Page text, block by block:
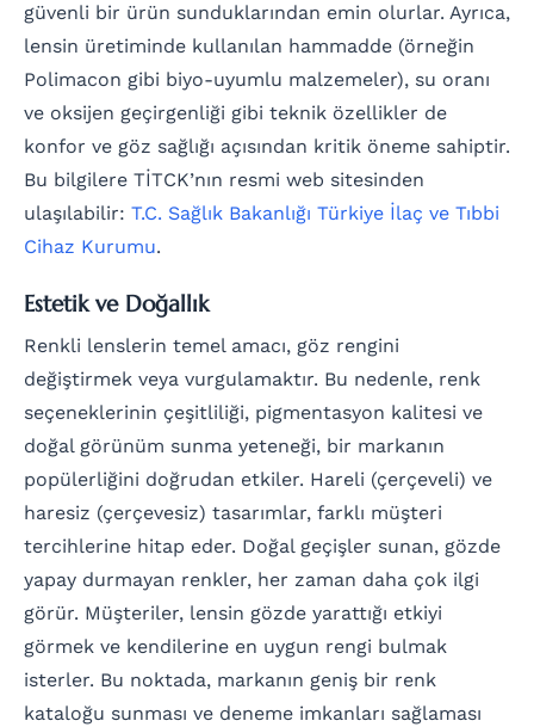
güvenli bir ürün sunduklarından emin olurlar. Ayrıca,
lensin üretiminde kullanılan hammadde (örneğin
Polimacon gibi biyo-uyumlu malzemeler), su oranı
ve oksijen geçirgenliği gibi teknik özellikler de
konfor ve göz sağlığı açısından kritik öneme sahiptir.
Bu bilgilere TİTCK’nın resmi web sitesinden
ulaşılabilir: T.C. Sağlık Bakanlığı Türkiye İlaç ve Tıbbi
Cihaz Kurumu.
Estetik ve Doğallık
Renkli lenslerin temel amacı, göz rengini
değiştirmek veya vurgulamaktır. Bu nedenle, renk
seçeneklerinin çeşitliliği, pigmentasyon kalitesi ve
doğal görünüm sunma yeteneği, bir markanın
popülerliğini doğrudan etkiler. Hareli (çerçeveli) ve
haresiz (çerçevesiz) tasarımlar, farklı müşteri
tercihlerine hitap eder. Doğal geçişler sunan, gözde
yapay durmayan renkler, her zaman daha çok ilgi
görür. Müşteriler, lensin gözde yarattığı etkiyi
görmek ve kendilerine en uygun rengi bulmak
isterler. Bu noktada, markanın geniş bir renk
kataloğu sunması ve deneme imkanları sağlaması